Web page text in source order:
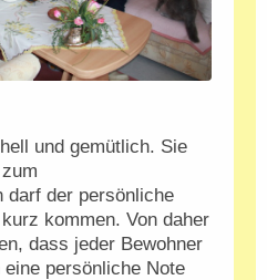
und gemütlich. Sie
darf der persönliche
kommen. Von daher
dass jeder Bewohner
persönliche Note